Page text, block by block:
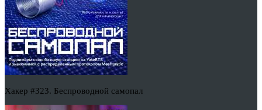
Хакер #323. Беспроводной самопал